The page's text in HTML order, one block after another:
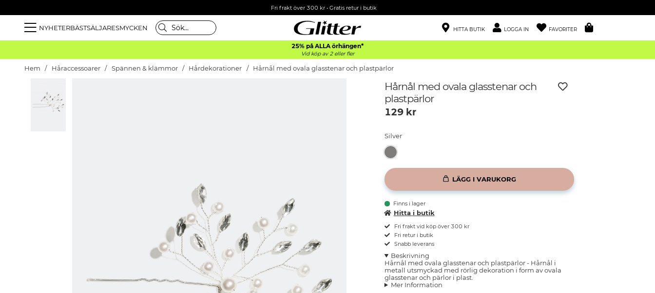
Fri frakt över 300 kr• Gratis retur i butik
NYHETERBÄSTSÄLJARESMYCKEN HITTA BUTIK LOGGA IN FAVORITER
25% på ALLA örhängen*
Vid köp av 2 eller fler
Hem Håraccessoarer Spännen & klämmor Hårdekorationer Hårnål med ovala glasstenar och plastpärlor
Hårnål med ovala glasstenar och
plastpärlor
129kr
Silver
LÄGG I VARUKORG
Finns i lager
Hitta i butik
Fri frakt vid köp över 300 kr
Fri retur i butik
Snabb leverans
Beskrivning
Hårnål med ovala glasstenar och plastpärlor - Hårnål i
metall utsmyckad med rörlig dekoration i form av ovala
glasstenar och pärlor i plast.
Mer Information